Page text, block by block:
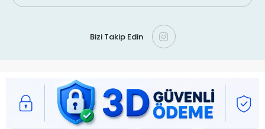
Bizi Takip Edin